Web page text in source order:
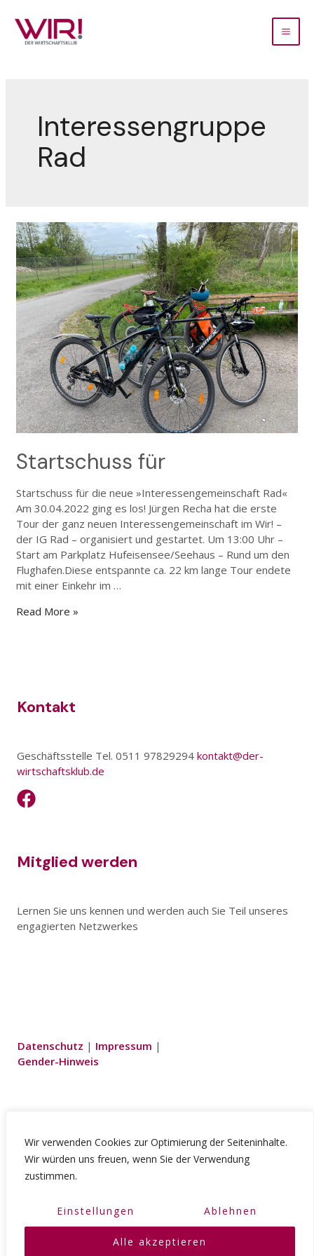
Wir verwenden Cookies zur Optimierung der Seiteninhalte.
Wir würden uns freuen, wenn Sie der Verwendung
zustimmen.
Einstellungen Ablehnen
Alle akzeptieren
Interessengruppe
Rad
Startschuss für
Startschuss für die neue »Interessengemeinschaft Rad«
Am 30.04.2022 ging es los! Jürgen Recha hat die erste
Tour der ganz neuen Interessengemeinschaft im Wir! –
der IG Rad – organisiert und gestartet. Um 13:00 Uhr –
Start am Parkplatz Hufeisensee/Seehaus – Rund um den
Flughafen.Diese entspannte ca. 22 km lange Tour endete
mit einer Einkehr im …
Read More »
Kontakt
Geschäftsstelle Tel. 0511 97829294 kontakt@der-
wirtschaftsklub.de
Mitglied werden
Lernen Sie uns kennen und werden auch Sie Teil unseres
engagierten Netzwerkes
Datenschutz | Impressum |
Gender-Hinweis
Mitglieder